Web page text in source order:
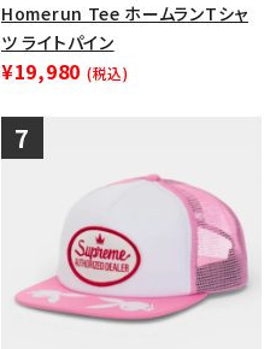
Homerun Tee ホームランTシャ
ツ ライトパイン
¥19,980 (税込)